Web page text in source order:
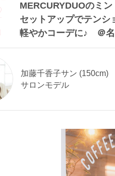
MERCURYDUOのミ
セットアップでテンシ
軽やかコーデに♪ ＠
加藤千香子サン (150cm)
サロンモデル